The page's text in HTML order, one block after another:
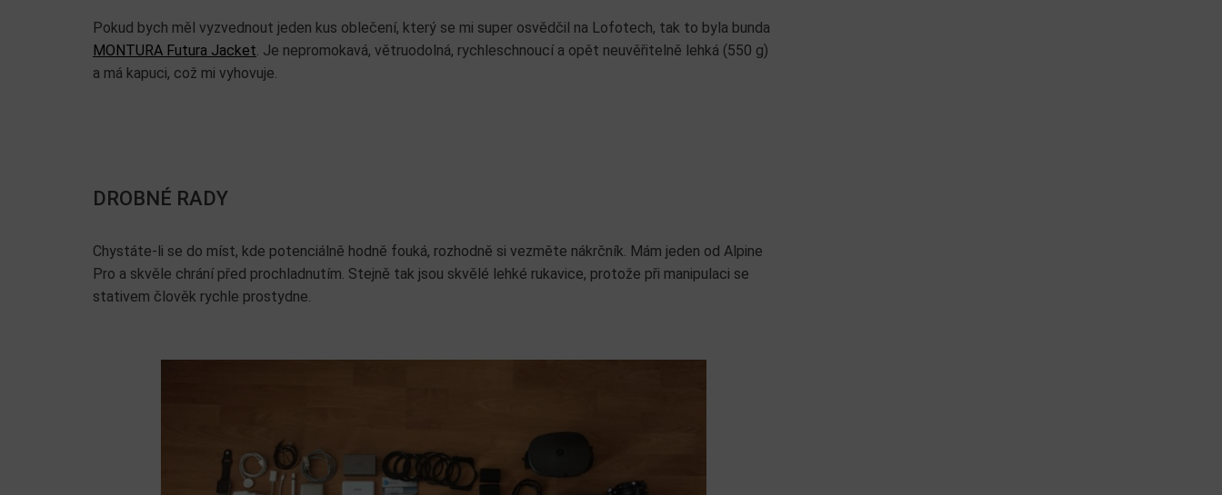
Pokud bych měl vyzvednout jeden kus oblečení, který se mi super osvědčil na Lofotech, tak to byla bunda
MONTURA Futura Jacket . Je nepromokavá, větruodolná, rychleschnoucí a opět neuvěřitelně lehká (550 g)
a má kapuci, což mi vyhovuje.
DROBNÉ RADY
Chystáte-li se do míst, kde potenciálně hodně fouká, rozhodně si vezměte nákrčník. Mám jeden od Alpine
Pro a skvěle chrání před prochladnutím. Stejně tak jsou skvělé lehké rukavice, protože při manipulaci se
stativem člověk rychle prostydne.